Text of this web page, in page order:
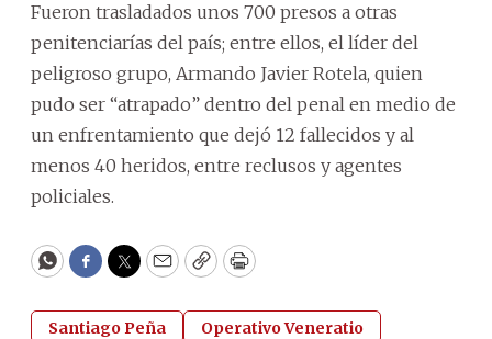
Fueron trasladados unos 700 presos a otras
penitenciarías del país; entre ellos, el líder del
peligroso grupo, Armando Javier Rotela, quien
pudo ser “atrapado” dentro del penal en medio de
un enfrentamiento que dejó 12 fallecidos y al
menos 40 heridos, entre reclusos y agentes
policiales.
WhatsApp
Facebook
Twitter
EmailCopyPrint
Santiago Peña
Operativo Veneratio